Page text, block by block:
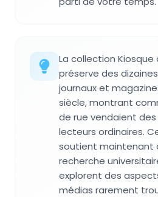
La collection Kiosque
préserve des
journaux et
siècle, montrant
de rue vendaient
lecteurs ordinaires.
soutient maintenant
recherche
explorent des
médias rarement